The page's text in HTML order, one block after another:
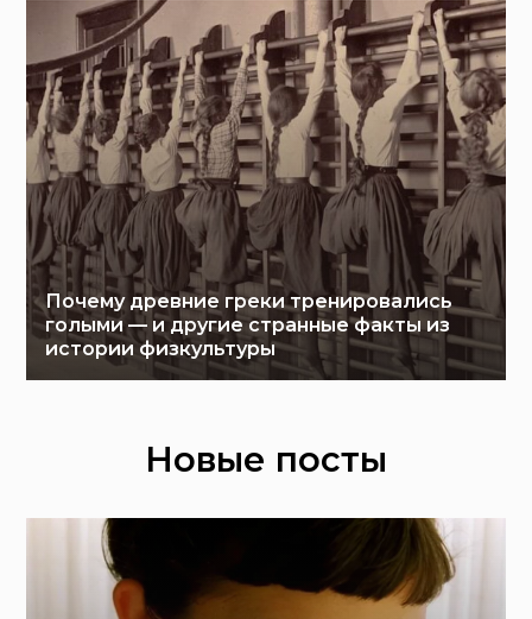
Почему древние греки тренировались
голыми — и другие странные факты из
истории физкультуры
Новые посты